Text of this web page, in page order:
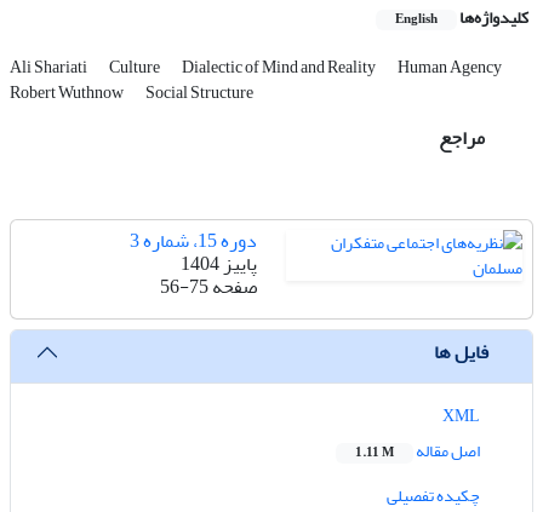
کلیدواژه‌ها English
Ali Shariati Culture Dialectic of Mind and Reality Human Agency
Robert Wuthnow Social Structure
مراجع
دوره 15، شماره 3
پاییز 1404
صفحه56-75
فایل ها
اصل مقاله
1.11 M
چکیده تفصیلی